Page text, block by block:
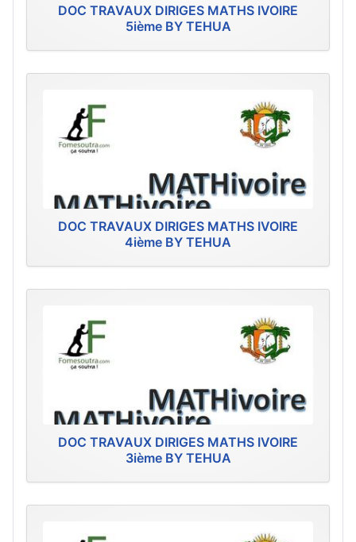
DOC TRAVAUX DIRIGES MATHS IVOIRE
5ième BY TEHUA
DOC TRAVAUX DIRIGES MATHS IVOIRE
4ième BY TEHUA
DOC TRAVAUX DIRIGES MATHS IVOIRE
3ième BY TEHUA